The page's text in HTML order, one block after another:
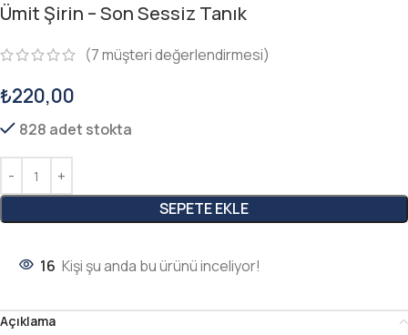
Ümit Şirin – Son Sessiz Tanık
(7müşteri değerlendirmesi)
₺220,00
828 adet stokta
SEPETE EKLE
16 Kişi şu anda bu ürünü inceliyor!
Açıklama